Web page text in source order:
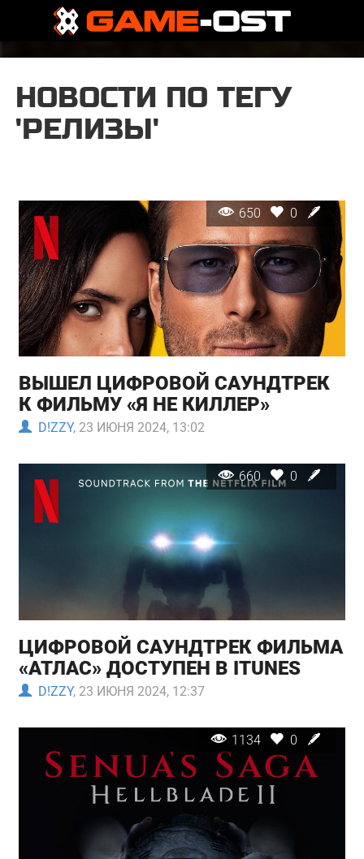
НОВОСТИ ПО ТЕГУ
'РЕЛИЗЫ'
650 0
ВЫШЕЛ ЦИФРОВОЙ САУНДТРЕК
К ФИЛЬМУ «Я НЕ КИЛЛЕР»
D!ZZY, 23 ИЮНЯ 2024, 13:02
660 0
ЦИФРОВОЙ САУНДТРЕК ФИЛЬМА
«АТЛАС» ДОСТУПЕН В ITUNES
D!ZZY, 23 ИЮНЯ 2024, 12:37
1134 0